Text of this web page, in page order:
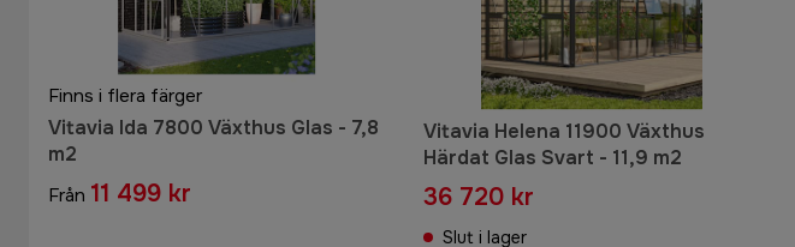
Finns i flera färger
Vitavia Ida 7800 Växthus Glas - 7,8
m2
Från 11 499 kr
Vitavia Helena 11900 Växthus
Härdat Glas Svart - 11,9 m2
36 720 kr
Slut i lager